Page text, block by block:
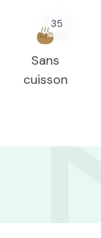
35
Sans
cuisson